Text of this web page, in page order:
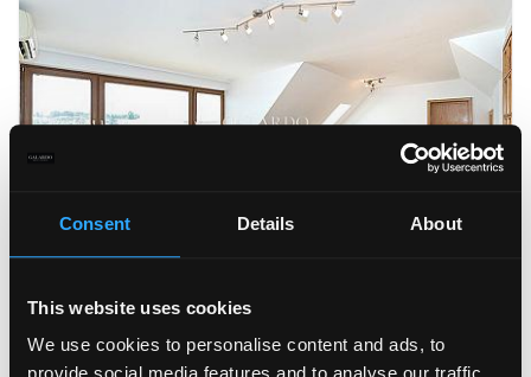
Consent Details About
This website uses cookies
We use cookies to personalise content and ads, to